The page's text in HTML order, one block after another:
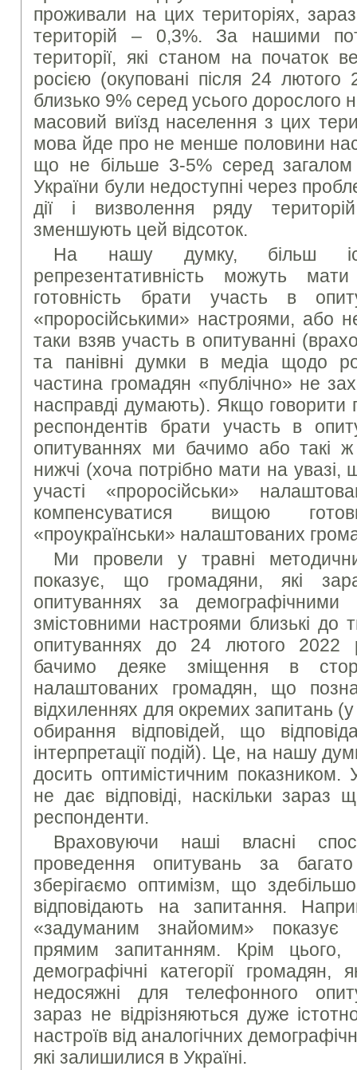
проживали на цих територіях,
територій – 0,3%. За нашими
території, які станом на початок
росією (окуповані після 24
близько 9% серед усього дорослого
масовий виїзд населення з цих
мова йде про не менше половини
що не більше 3-5% серед загалом
України були недоступні через
дії і визволення ряду
зменшують цей відсоток.
На нашу думку, більш
репрезентативність можуть
готовність брати участь в
«проросійськими» настроями, або
таки взяв участь в опитуванні
та панівні думки в медіа щодо
частина громадян «публічно» не
насправді думають). Якщо говорити
респондентів брати участь в
опитуваннях ми бачимо або такі
нижчі (хоча потрібно мати на увазі,
участі «проросійськи»
компенсуватися вищою
«проукраїнськи» налаштованих
Ми провели у травні
показує, що громадяни, які
опитуваннях за демографічними
змістовними настроями близькі до
опитуваннях до 24 лютого 2022
бачимо деяке зміщення в
налаштованих громадян, що
відхиленнях для окремих запитань
обирання відповідей, що
інтерпретації подій). Це, на нашу
досить оптимістичним показником.
не дає відповіді, наскільки зараз
респонденти.
Враховуючи наші власні
проведення опитувань за
зберігаємо оптимізм, що
відповідають на запитання.
«задуманим знайомим» показує
прямим запитанням. Крім
демографічні категорії громадян,
недосяжні для телефонного
зараз не відрізняються дуже
настроїв від аналогічних
які залишилися в Україні.